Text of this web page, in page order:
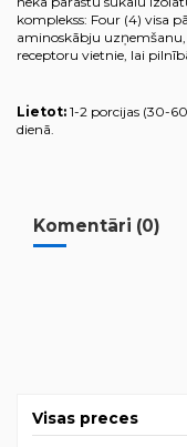
komplekss: Four (4) visa
aminoskābju
receptoru vietnie, lai
Lietot: 1-2 porcijas (30-
dienā.
Komentāri (0)
Visas preces